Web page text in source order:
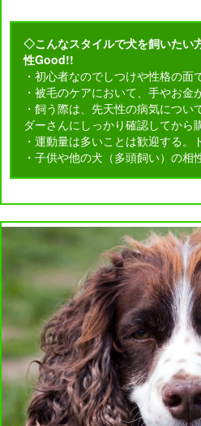
◇こんなスタイルで犬を飼いたい
性Good!!
・初心者なのでしつけや性格の
・被毛のケアにおいて、手やお
・飼う際は、先天性の病気につ
ダーさんにしっかり確認してから
・運動量は多いことは歓迎する
・子供や他の犬（多頭飼い）の相